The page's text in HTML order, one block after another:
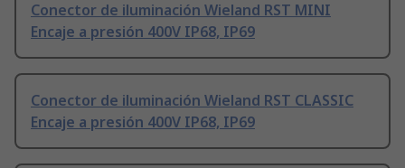
Conector de iluminación Wieland RST MINI
Encaje a presión 400V IP68, IP69
Conector de iluminación Wieland RST CLASSIC
Encaje a presión 400V IP68, IP69